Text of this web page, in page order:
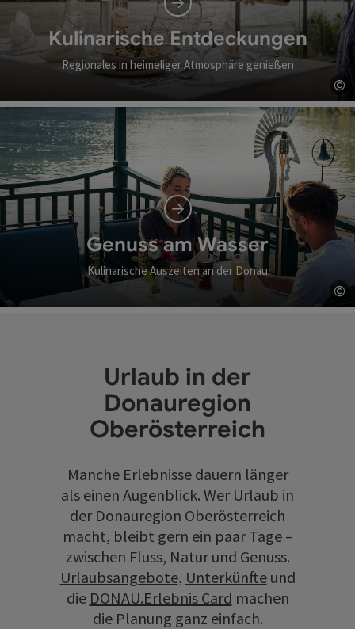
Kulinarische Entdeckungen
Regionales in heimeliger Atmosphäre genießen
©
Genuss am Wasser
Kulinarische Auszeiten an der Donau
©
Urlaub in der
Donauregion
Oberösterreich
Manche Erlebnisse dauern länger
als einen Augenblick. Wer Urlaub in
der Donauregion Oberösterreich
macht, bleibt gern ein paar Tage –
zwischen Fluss, Natur und Genuss.
Urlaubsangebote, Unterkünfteund
die DONAU.Erlebnis Card machen
die Planung ganz einfach.